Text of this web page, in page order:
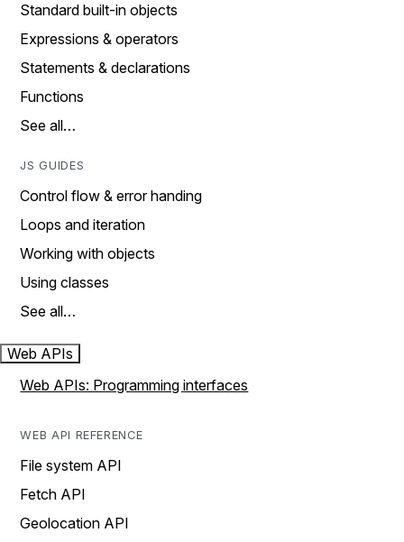
Standard built-in objects
Expressions & operators
Statements & declarations
Functions
See all…
JS GUIDES
Control flow & error handing
Loops and iteration
Working with objects
Using classes
See all…
Web APIs
Web APIs: Programming interfaces
WEB API REFERENCE
File system API
Fetch API
Geolocation API